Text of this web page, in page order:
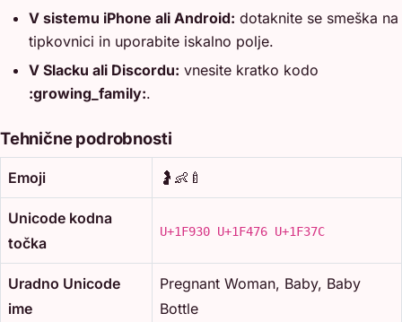
V sistemu iPhone ali Android: dotaknite se smeška na
tipkovnici in uporabite iskalno polje.
V Slacku ali Discordu: vnesite kratko kodo
:growing_family:.
Tehnične podrobnosti
Emoji 🤰👶🍼
Unicode kodna
točka
U+1F930 U+1F476 U+1F37C
Uradno Unicode
ime
Pregnant Woman, Baby, Baby
Bottle